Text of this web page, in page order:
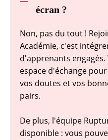
écran ?
Non, pas du tout !
Académie, c'est
d'apprenants engagés.
espace d'échange
vos doutes et vos
pairs.
De plus, l'équipe
disponible : vous